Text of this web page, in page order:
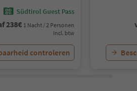
Südtirol Guest Pass
238€ 1 Nacht / 2 Personen
Incl. btw
controleren